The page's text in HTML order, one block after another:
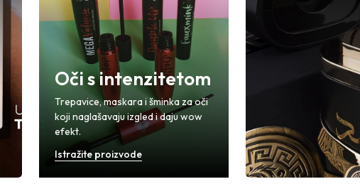
Oči s intenzitetom
Trepavice, maskara i šminka za oči
koji naglašavaju izgled i daju wow
efekt.
Istražite proizvode